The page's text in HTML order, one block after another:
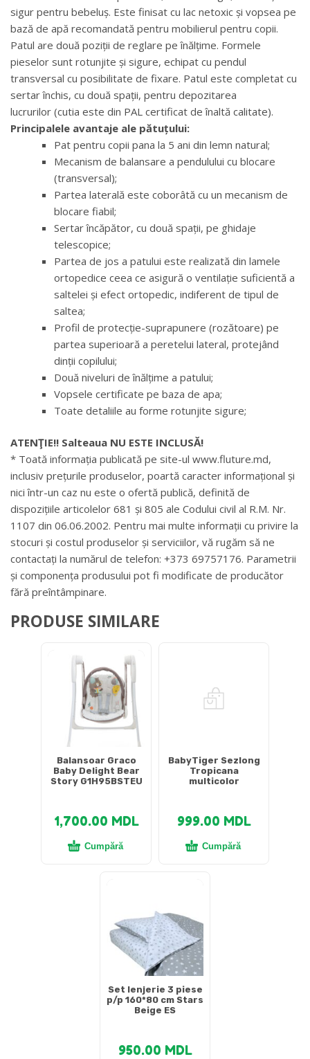
sigur pentru bebeluș. Este finisat cu lac netoxic și vopsea pe
bază de apă recomandată pentru mobilierul pentru copii.
Patul are două poziții de reglare pe înălțime. Formele
pieselor sunt rotunjite și sigure, echipat cu pendul
transversal cu posibilitate de fixare. Patul este completat cu
sertar închis, cu două spații, pentru depozitarea
lucrurilor (cutia este din PAL certificat de înaltă calitate).
Principalele avantaje ale pătuțului:
Pat pentru copii pana la 5 ani din lemn natural;
Mecanism de balansare a pendulului cu blocare
(transversal);
Partea laterală este coborâtă cu un mecanism de
blocare fiabil;
Sertar încăpător, cu două spații, pe ghidaje
telescopice;
Partea de jos a patului este realizată din lamele
ortopedice ceea ce asigură o ventilație suficientă a
saltelei și efect ortopedic, indiferent de tipul de
saltea;
Profil de protecție-suprapunere (rozătoare) pe
partea superioară a peretelui lateral, protejând
dinții copilului;
Două niveluri de înălțime a patului;
Vopsele certificate pe baza de apa;
Toate detaliile au forme rotunjite sigure;
ATENŢIE!! Salteaua NU ESTE INCLUSĂ!
* Toată informația publicată pe site-ul www.fluture.md,
inclusiv prețurile produselor, poartă caracter informațional și
nici într-un caz nu este o ofertă publică, definită de
dispozițiile articolelor 681 și 805 ale Codului civil al R.M. Nr.
1107 din 06.06.2002. Pentru mai multe informații cu privire la
stocuri și costul produselor și serviciilor, vă rugăm să ne
contactați la numărul de telefon: +373 69757176. Parametrii
și componența produsului pot fi modificate de producător
fără preîntâmpinare.
PRODUSE SIMILARE
Balansoar Graco
Baby Delight Bear
Story G1H95BSTEU
1,700.00 MDL
Cumpără
BabyTiger Sezlong
Tropicana
multicolor
999.00 MDL
Cumpără
Set lenjerie 3 piese
p/p 160*80 cm Stars
Beige ES
950.00 MDL